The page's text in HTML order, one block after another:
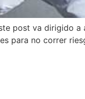
post va dirigido
para no correr